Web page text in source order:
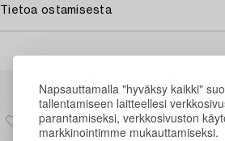
Napsauttamalla "hyväksy kaikki"
tallentamiseen laitteellesi
parantamiseksi, verkkosivuston
markkinointimme mukauttamiseksi.
Tietoa ostamisesta